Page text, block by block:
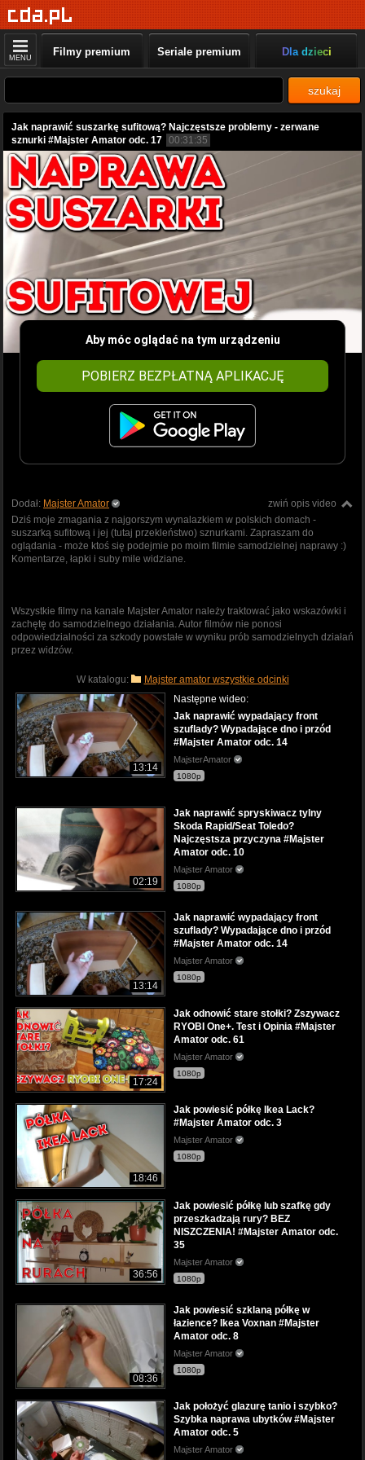
MENU Filmy premium Seriale premium Dla dzieci
szukaj
Jak naprawić suszarkę sufitową? Najczęstsze problemy - zerwane
sznurki #Majster Amator odc. 17 00:31:35
Aby móc oglądać na tym urządzeniu
POBIERZ BEZPŁATNĄ APLIKACJĘ
zwiń opis video
Dodał: Majster Amator
Dziś moje zmagania z najgorszym wynalazkiem w polskich domach -
suszarką sufitową i jej (tutaj przekleństwo) sznurkami. Zapraszam do
oglądania - może ktoś się podejmie po moim filmie samodzielnej naprawy :)
Komentarze, łapki i suby mile widziane.
Wszystkie filmy na kanale Majster Amator należy traktować jako wskazówki i
zachętę do samodzielnego działania. Autor filmów nie ponosi
odpowiedzialności za szkody powstałe w wyniku prób samodzielnych działań
przez widzów.
W katalogu: Majster amator wszystkie odcinki
13:14
Następne wideo:
Jak naprawić wypadający front
szuflady? Wypadające dno i przód
#Majster Amator odc. 14
MajsterAmator
1080p
02:19
Jak naprawić spryskiwacz tylny
Skoda Rapid/Seat Toledo?
Najczęstsza przyczyna #Majster
Amator odc. 10
Majster Amator
1080p
13:14
Jak naprawić wypadający front
szuflady? Wypadające dno i przód
#Majster Amator odc. 14
Majster Amator
1080p
17:24
Jak odnowić stare stołki? Zszywacz
RYOBI One+. Test i Opinia #Majster
Amator odc. 61
Majster Amator
1080p
18:46
Jak powiesić półkę Ikea Lack?
#Majster Amator odc. 3
Majster Amator
1080p
36:56
Jak powiesić półkę lub szafkę gdy
przeszkadzają rury? BEZ
NISZCZENIA! #Majster Amator odc.
35
Majster Amator
1080p
08:36
Jak powiesić szklaną półkę w
łazience? Ikea Voxnan #Majster
Amator odc. 8
Majster Amator
1080p
Jak położyć glazurę tanio i szybko?
Szybka naprawa ubytków #Majster
Amator odc. 5
Majster Amator